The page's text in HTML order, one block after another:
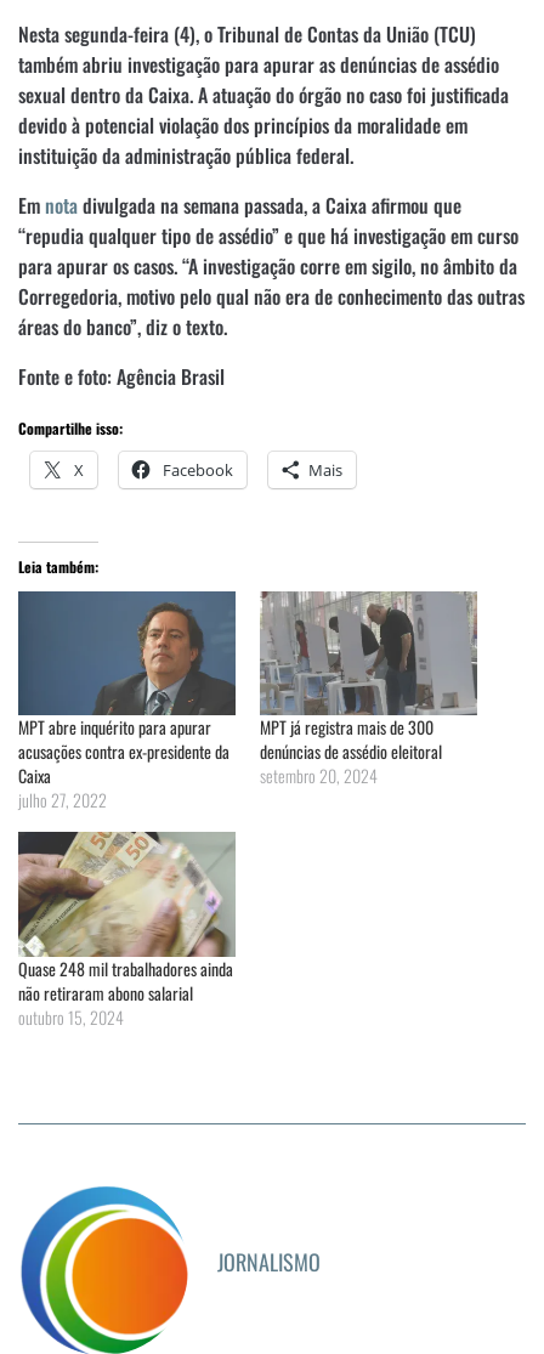
Nesta segunda-feira (4), o Tribunal de Contas da União (TCU)
também abriu investigação para apurar as denúncias de assédio
sexual dentro da Caixa. A atuação do órgão no caso foi justificada
devido à potencial violação dos princípios da moralidade em
instituição da administração pública federal.
Emnotadivulgada na semana passada, a Caixa afirmou que
“repudia qualquer tipo de assédio” e que há investigação em curso
para apurar os casos. “A investigação corre em sigilo, no âmbito da
Corregedoria, motivo pelo qual não era de conhecimento das outras
áreas do banco”, diz o texto.
Fonte e foto: Agência Brasil
Compartilhe isso:
X Facebook Mais
Leia também:
MPT abre inquérito para apurar
acusações contra ex-presidente da
Caixa
julho 27, 2022
MPT já registra mais de 300
denúncias de assédio eleitoral
setembro 20, 2024
Quase 248 mil trabalhadores ainda
não retiraram abono salarial
outubro 15, 2024
JORNALISMO